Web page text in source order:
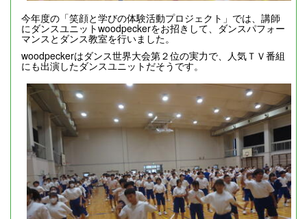
今年度の「笑顔と学びの体験活動プロジェクト」では、講師
にダンスユニットwoodpeckerをお招きして、ダンスパフォー
マンスとダンス教室を行いました。
woodpeckerはダンス世界大会第２位の実力で、人気ＴＶ番組
にも出演したダンスユニットだそうです。